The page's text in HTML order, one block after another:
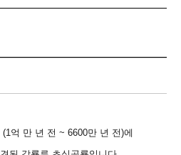
(1억 만 년 전~ 6600만 년 전)에